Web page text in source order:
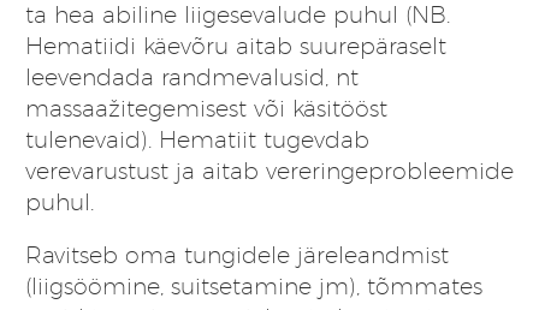
ta hea abiline liigesevalude puhul (NB.
Hematiidi käevõru aitab suurepäraselt
leevendada randmevalusid, nt
massaažitegemisest või käsitööst
tulenevaid). Hematiit tugevdab
verevarustust ja aitab vereringeprobleemide
puhul.
Ravitseb oma tungidele järeleandmist
(liigsöömine, suitsetamine jm), tõmmates